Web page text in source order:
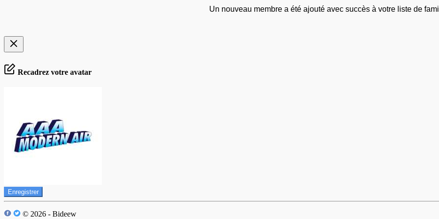
Un nouveau membre a été ajouté avec succès à votre liste de
Recadrez votre avatar
Enregistrer
© 2026 - Bideew